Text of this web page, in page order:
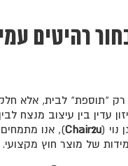
רהיטים
רק "תוספת" לבית, אלא
עדין בין עיצוב מנצח
נוי (Chair2u), אנו מתמחים
של מוצר חוץ מקצועי.